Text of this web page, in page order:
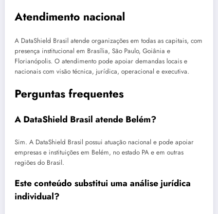
Atendimento nacional
A DataShield Brasil atende organizações em todas as capitais, com
presença institucional em Brasília, São Paulo, Goiânia e
Florianópolis. O atendimento pode apoiar demandas locais e
nacionais com visão técnica, jurídica, operacional e executiva.
Perguntas frequentes
A DataShield Brasil atende Belém?
Sim. A DataShield Brasil possui atuação nacional e pode apoiar
empresas e instituições em Belém, no estado PA e em outras
regiões do Brasil.
Este conteúdo substitui uma análise jurídica
individual?